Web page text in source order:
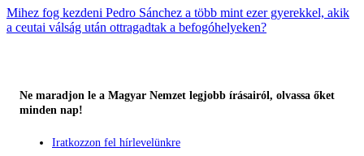
Mihez fog kezdeni Pedro Sánchez a több mint ezer gyerekkel, akik
a ceutai válság után ottragadtak a befogóhelyeken?
Ne maradjon le a Magyar Nemzet legjobb írásairól, olvassa őket
minden nap!
Iratkozzon fel hírlevelünkre